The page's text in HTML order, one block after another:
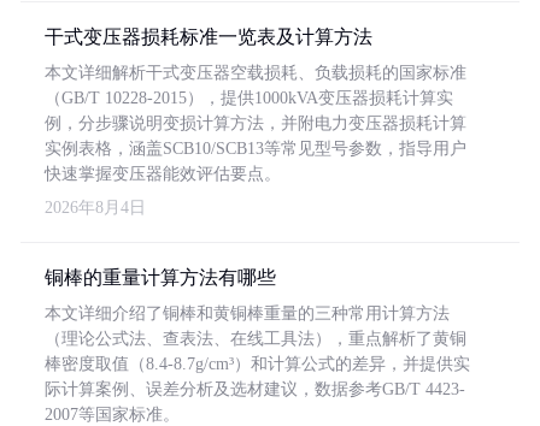
干式变压器损耗标准一览表及计算方法
本文详细解析干式变压器空载损耗、负载损耗的国家标准
（GB/T 10228-2015），提供1000kVA变压器损耗计算实
例，分步骤说明变损计算方法，并附电力变压器损耗计算
实例表格，涵盖SCB10/SCB13等常见型号参数，指导用户
快速掌握变压器能效评估要点。
2026年8月4日
铜棒的重量计算方法有哪些
本文详细介绍了铜棒和黄铜棒重量的三种常用计算方法
（理论公式法、查表法、在线工具法），重点解析了黄铜
棒密度取值（8.4-8.7g/cm³）和计算公式的差异，并提供实
际计算案例、误差分析及选材建议，数据参考GB/T 4423-
2007等国家标准。